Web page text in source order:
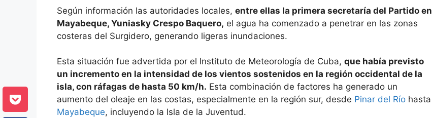
Según información las autoridades locales, entre ellas la primera secretaría del Partido en
Mayabeque, Yuniasky Crespo Baquero, el agua ha comenzado a penetrar en las zonas
costeras del Surgidero, generando ligeras inundaciones.
Esta situación fue advertida por el Instituto de Meteorología de Cuba, que había previsto
un incremento en la intensidad de los vientos sostenidos en la región occidental de la
isla, con ráfagas de hasta 50 km/h. Esta combinación de factores ha generado un
aumento del oleaje en las costas, especialmente en la región sur, desde Pinar del Río hasta
Mayabeque, incluyendo la Isla de la Juventud.